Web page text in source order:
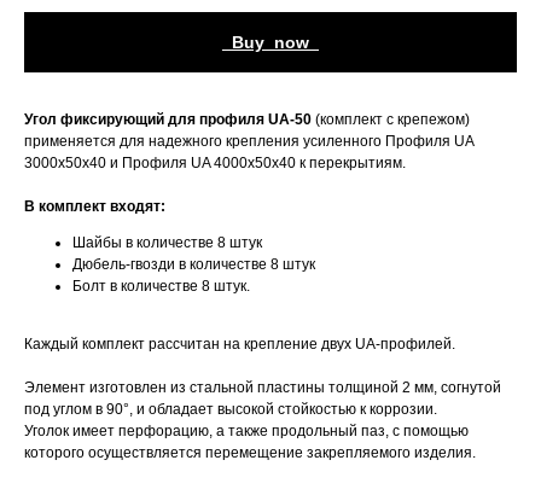
_Buy_now_
Угол фиксирующий для профиля UA-50 (комплект с крепежом)
применяется для надежного крепления усиленного Профиля UA
3000х50х40 и Профиля UA 4000х50х40 к перекрытиям.
В комплект входят:
Шайбы в количестве 8 штук
Дюбель-гвозди в количестве 8 штук
Болт в количестве 8 штук.
Каждый комплект рассчитан на крепление двух UA-профилей.
Элемент изготовлен из стальной пластины толщиной 2 мм, согнутой
под углом в 90°, и обладает высокой стойкостью к коррозии.
Уголок имеет перфорацию, а также продольный паз, с помощью
которого осуществляется перемещение закрепляемого изделия.